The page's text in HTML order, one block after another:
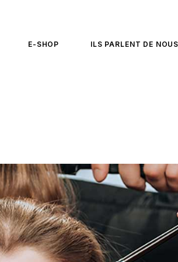
E-SHOP ILS PARLENT DE NOUS